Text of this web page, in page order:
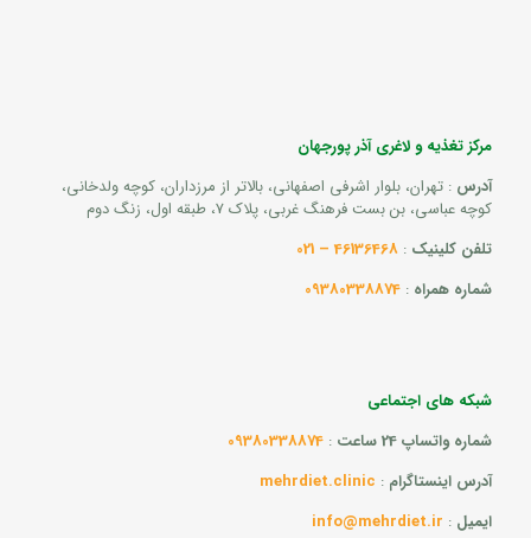
مرکز تغذیه و لاغری آذر پورجهان
آدرس : تهران، بلوار اشرفی اصفهانی، بالاتر از مرزداران، کوچه ولدخانی،
کوچه عباسی، بن بست فرهنگ غربی، پلاک 7، طبقه اول، زنگ دوم
تلفن کلینیک :
46136468 – 021
شماره همراه :
09380338874
شبکه های اجتماعی
شماره واتساپ 24 ساعت
:
09380338874
آدرس اینستاگرام :
mehrdiet.clinic
ایمیل :
info@mehrdiet.ir